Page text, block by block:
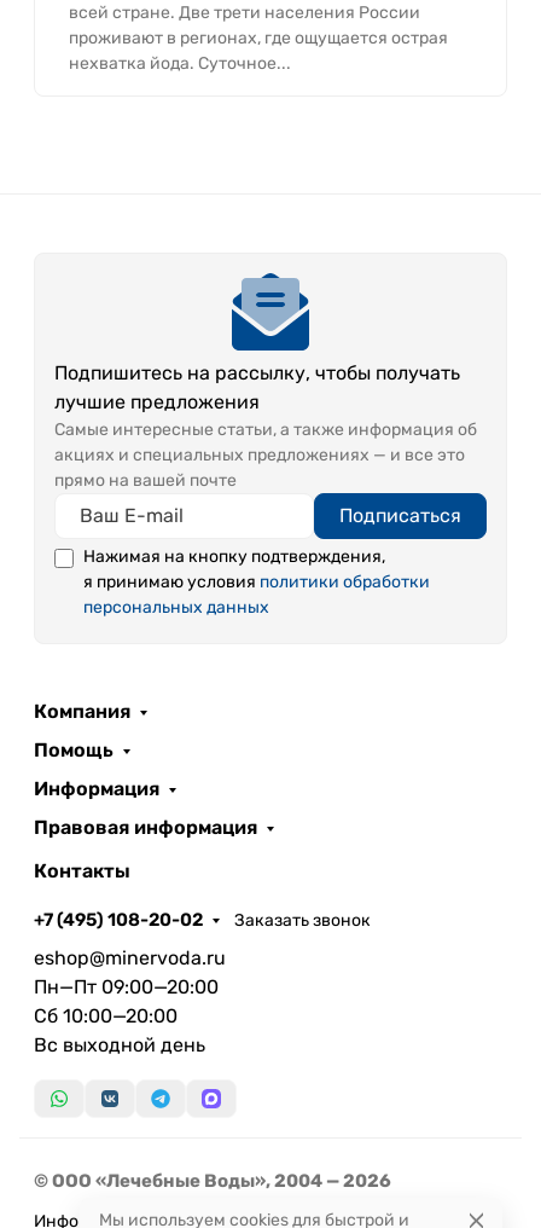
всей стране. Две трети населения России
проживают в регионах, где ощущается острая
нехватка йода. Суточное...
Подпишитесь на рассылку, чтобы получать
лучшие предложения
Самые интересные статьи, а также информация об
акциях и специальных предложениях — и все это
прямо на вашей почте
Подписаться
Нажимая на кнопку подтверждения,
я принимаю условия политики обработки
персональных данных
Компания
Помощь
Информация
Правовая информация
Контакты
+7 (495) 108-20-02 Заказать звонок
eshop@minervoda.ru
Пн—Пт 09:00—20:00
Сб 10:00—20:00
Вс выходной день
© ООО «Лечебные Воды», 2004 — 2026
Информация, представленная на сайте, не может быть
Мы используем cookies для быстрой и